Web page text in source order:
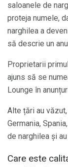
saloanele de
proteja numele,
narghilea a
să descrie un
Proprietarii
ajuns să se
Lounge în
Alte țări au
Germania,
de narghilea și
Care este